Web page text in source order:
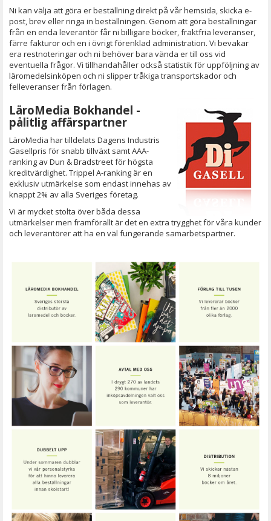
Ni kan välja att göra er beställning direkt på vår hemsida, skicka e-
post, brev eller ringa in beställningen. Genom att göra beställningar
från en enda leverantör får ni billigare böcker, fraktfria leveranser,
färre fakturor och en i övrigt förenklad administration. Vi bevakar
era restnoteringar och ni behöver bara vända er till oss vid
eventuella frågor. Vi tillhandahåller också statistik för uppföljning av
läromedelsinköpen och ni slipper tråkiga transportskador och
felleveranser från förlagen.
LäroMedia Bokhandel -
pålitlig affärspartner
LäroMedia har tilldelats Dagens Industris
Gasellpris för snabb tillväxt samt AAA-
ranking av Dun & Bradstreet för högsta
kreditvärdighet. Trippel A-ranking är en
exklusiv utmärkelse som endast innehas av
knappt 2% av alla Sveriges företag.
Vi är mycket stolta över båda dessa
utmärkelser men framförallt är det en extra trygghet för våra kunder
och leverantörer att ha en väl fungerande samarbetspartner.